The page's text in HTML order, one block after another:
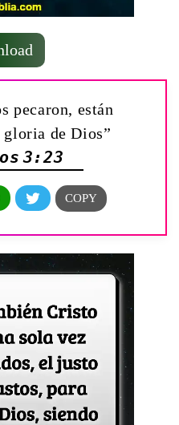
pecaron, están
de Dios”
3:23